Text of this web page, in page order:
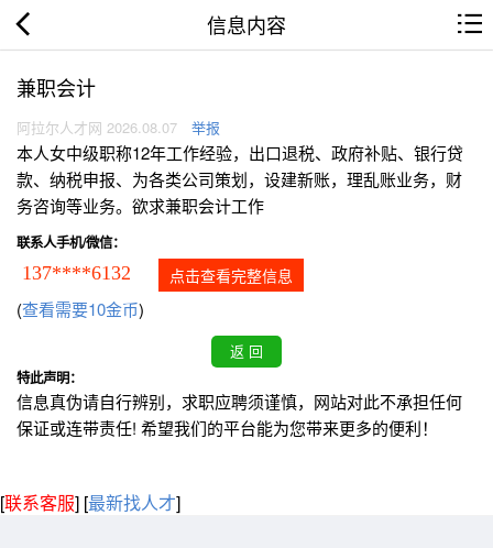
信息内容
兼职会计
阿拉尔人才网 2026.08.07 举报
本人女中级职称12年工作经验，出口退税、政府补贴、银行贷
款、纳税申报、为各类公司策划，设建新账，理乱账业务，财
务咨询等业务。欲求兼职会计工作
联系人手机/微信：
137****6132 点击查看完整信息
(查看需要10金币)
特此声明：
信息真伪请自行辨别，求职应聘须谨慎，网站对此不承担任何
保证或连带责任! 希望我们的平台能为您带来更多的便利！
[联系客服] [最新找人才]